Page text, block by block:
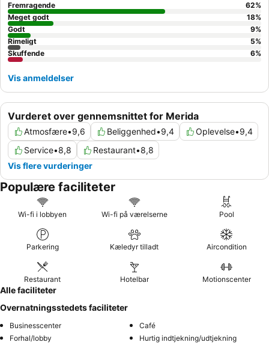
Vurderet over gennemsnittet for Merida
Atmosfære•9,6 Beliggenhed•9,4 Oplevelse•9,4
Service•8,8 Restaurant•8,8
Vis flere vurderinger
Fremragende 62%
Meget godt
18%
Godt
9%
Rimeligt
5%
Skuffende
6%
Vis anmeldelser
Populære faciliteter
Wi-fi i lobbyen Wi-fi på værelserne Pool
Parkering Kæledyr tilladt Aircondition
Restaurant Hotelbar Motionscenter
Alle faciliteter
Overnatningsstedets faciliteter
Businesscenter
Café
Forhal/lobby
Hurtig indtjekning/udtjekning